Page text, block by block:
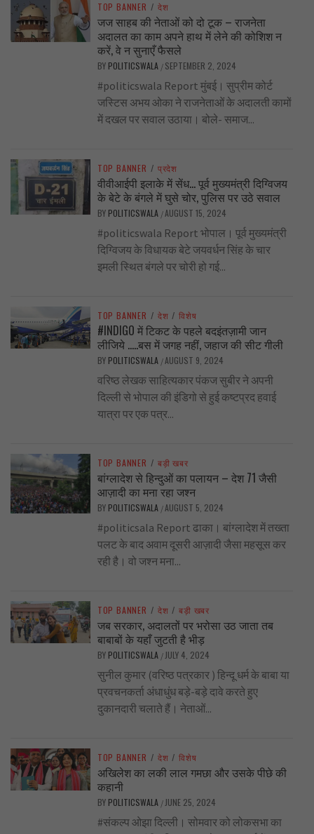
TOP BANNER / देश
जज साहब की नेताओं को दो टूक – राजनेता
अदालत का काम अपने हाथ में लेने की कोशिश न
करें, वे न सुनाएँ फैसले
BY POLITICSWALA / SEPTEMBER 2, 2024
#politicswala Report मुंबई। सुप्रीम कोर्ट
जस्टिस अभय ओका ने राजनेताओं के अदालती कामों
में दखल पर सवाल उठाया। बोले- समाज...
TOP BANNER / प्रदेश
वीवीआईपी इलाके में सेंध… पूर्व मुख्यमंत्री दिग्विजय
के बेटे के बंगले में घुसे चोर, पुलिस पर उठे सवाल
BY POLITICSWALA /AUGUST 15, 2024
#politicswala Report भोपाल। पूर्व मुख्यमंत्री
दिग्विजय के विधायक बेटे जयवर्धन सिंह के चार
इमली स्थित बंगले पर चोरी हो गई...
TOP BANNER / देश / विशेष
#INDIGO में टिकट के पहले बदइंतज़ामी जान
लीजिये …..बस में जगह नहीं, जहाज की सीट गीली
BY POLITICSWALA /AUGUST 9, 2024
वरिष्ठ लेखक साहित्यकार पंकज सुबीर ने अपनी
दिल्ली से भोपाल की इंडिगो से हुई कष्टप्रद हवाई
यात्रा पर एक पत्र...
TOP BANNER / बड़ी खबर
बांग्लादेश से हिन्दुओं का पलायन – देश 71 जैसी
आज़ादी का मना रहा जश्न
BY POLITICSWALA /AUGUST 5, 2024
#politicsala Report ढाका। बांग्लादेश में तख्ता
पलट के बाद अवाम दूसरी आज़ादी जैसा महसूस कर
रही है। वो जश्न मना...
TOP BANNER / देश / बड़ी खबर
जब सरकार, अदालतों पर भरोसा उठ जाता तब
बाबाबों के यहाँ जुटती है भीड़
BY POLITICSWALA / JULY 4, 2024
सुनील कुमार (वरिष्ठ पत्रकार ) हिन्दू धर्म के बाबा या
प्रवचनकर्ता अंधाधुंध बड़े-बड़े दावे करते हुए
दुकानदारी चलाते हैं। नेताओं...
TOP BANNER / देश / विशेष
अखिलेश का लकी लाल गमछा और उसके पीछे की
कहानी
BY POLITICSWALA / JUNE 25, 2024
#संकल्प ओझा दिल्ली। सोमवार को लोकसभा का